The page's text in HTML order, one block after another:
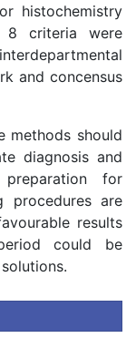
histochemistry
8 criteria were
and concensus
methods should
diagnosis and
for
procedures are
results
could be